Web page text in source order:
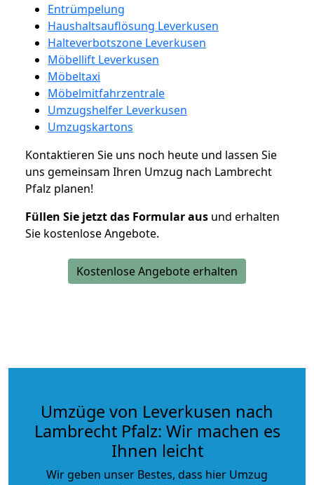
Entrümpelung
Haushaltsauflösung Leverkusen
Halteverbotszone Leverkusen
Möbellift Leverkusen
Möbeltaxi
Möbelmitfahrzentrale
Umzugshelfer Leverkusen
Umzugskartons
Kontaktieren Sie uns noch heute und lassen Sie
uns gemeinsam Ihren Umzug nach Lambrecht
Pfalz planen!
Füllen Sie jetzt das Formular aus und erhalten
Sie kostenlose Angebote.
Kostenlose Angebote erhalten
Umzüge von Leverkusen nach
Lambrecht Pfalz: Wir machen es
Ihnen leicht
Wir geben unser Bestes, dass hier Umzug